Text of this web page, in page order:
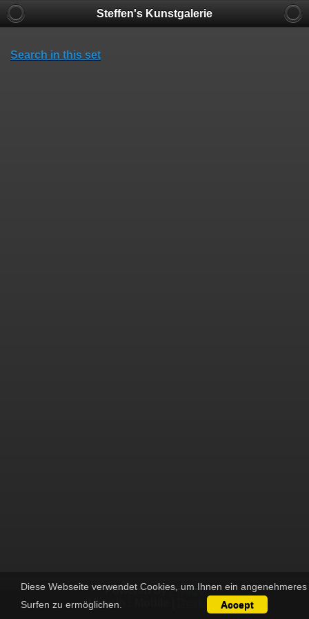
Steffen's Kunstgalerie
Search in this set
Diese Webseite verwendet Cookies, um Ihnen ein angenehmeres
Surfen zu ermöglichen.
Accept
Powered byPiwigo
View in :